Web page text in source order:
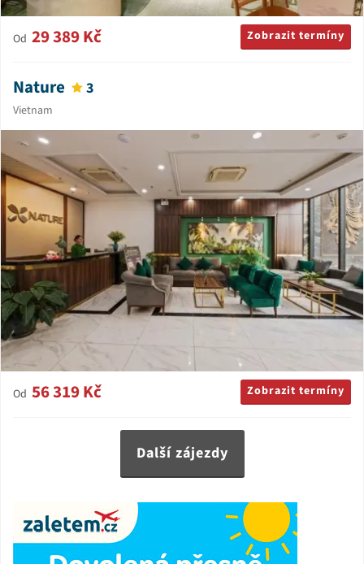
Od 29 389 Kč Zobrazit termíny
Nature 3
Vietnam
Od 56 319 Kč Zobrazit termíny
Další zájezdy